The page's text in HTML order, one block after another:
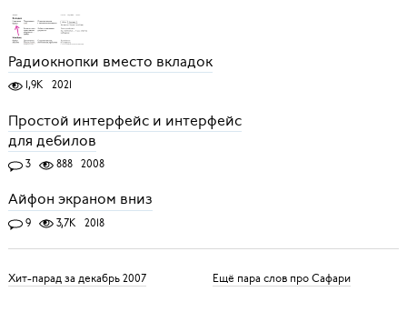
Радиокнопки вместо вкладок
1,9K 2021
Простой интерфейс и интерфейс
для дебилов
3 888 2008
Айфон экраном вниз
9 3,7K 2018
Хит-парад за декабрь 2007 Ещё пара слов про Сафари